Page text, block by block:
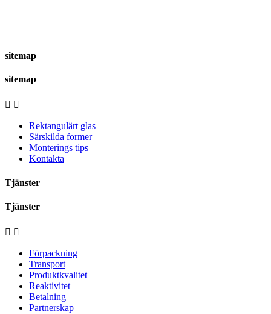
sitemap
sitemap
 
Rektangulärt glas
Särskilda former
Monterings tips
Kontakta
Tjänster
Tjänster
 
Förpackning
Transport
Produktkvalitet
Reaktivitet
Betalning
Partnerskap